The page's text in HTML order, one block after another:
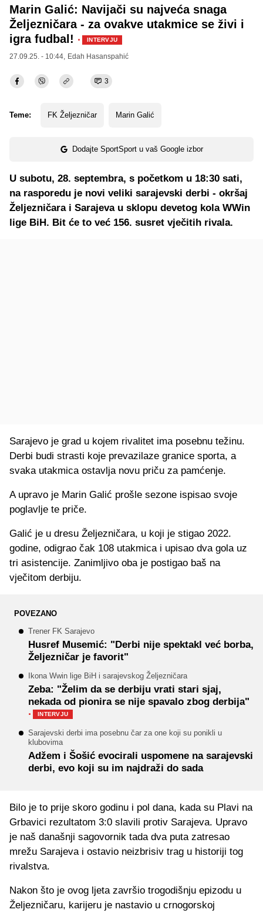
Marin Galić: Navijači su najveća snaga
Željezničara - za ovakve utakmice se živi i
igra fudbal! · INTERVJU
27.09.25. - 10:44, Edah Hasanspahić
3
Teme: FK Željezničar Marin Galić
Dodajte SportSport u vaš Google izbor
U subotu, 28. septembra, s početkom u 18:30 sati,
na rasporedu je novi veliki sarajevski derbi - okršaj
Željezničara i Sarajeva u sklopu devetog kola WWin
lige BiH. Bit će to već 156. susret vječitih rivala.
Sarajevo je grad u kojem rivalitet ima posebnu težinu.
Derbi budi strasti koje prevazilaze granice sporta, a
svaka utakmica ostavlja novu priču za pamćenje.
A upravo je Marin Galić prošle sezone ispisao svoje
poglavlje te priče.
Galić je u dresu Željezničara, u koji je stigao 2022.
godine, odigrao čak 108 utakmica i upisao dva gola uz
tri asistencije. Zanimljivo oba je postigao baš na
vječitom derbiju.
POVEZANO
Trener FK Sarajevo
Husref Musemić: "Derbi nije spektakl već borba,
Željezničar je favorit"
Ikona Wwin lige BiH i sarajevskog Željezničara
Zeba: "Želim da se derbiju vrati stari sjaj,
nekada od pionira se nije spavalo zbog derbija"
· INTERVJU
Sarajevski derbi ima posebnu čar za one koji su ponikli u
klubovima
Adžem i Šošić evocirali uspomene na sarajevski
derbi, evo koji su im najdraži do sada
Bilo je to prije skoro godinu i pol dana, kada su Plavi na
Grbavici rezultatom 3:0 slavili protiv Sarajeva. Upravo
je naš današnji sagovornik tada dva puta zatresao
mrežu Sarajeva i ostavio neizbrisiv trag u historiji tog
rivalstva.
Nakon što je ovog ljeta završio trogodišnju epizodu u
Željezničaru, karijeru je nastavio u crnogorskoj